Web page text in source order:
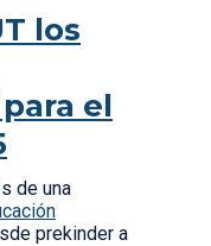
los
el
de una
prekinder a